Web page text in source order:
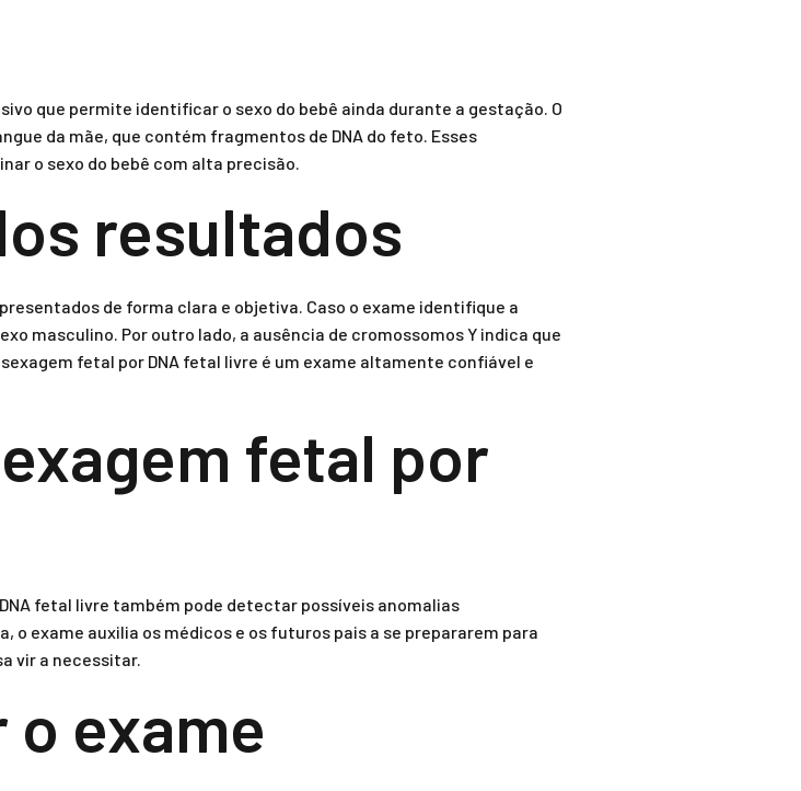
que permite identificar o sexo do bebê ainda durante a gestação. O
da mãe, que contém fragmentos de DNA do feto. Esses
o sexo do bebê com alta precisão.
resultados
de forma clara e objetiva. Caso o exame identifique a
masculino. Por outro lado, a ausência de cromossomos Y indica que
fetal por DNA fetal livre é um exame altamente confiável e
fetal por
fetal livre também pode detectar possíveis anomalias
o exame auxilia os médicos e os futuros pais a se prepararem para
vir a necessitar.
o exame